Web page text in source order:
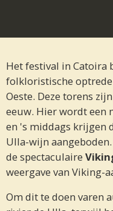
Het festival in
folkloristische
Oeste. Deze torens
eeuw. Hier wordt een
en 's middags krijgen
Ulla-wijn
de spectaculaire
weergave van Viking-
Om dit te doen varen